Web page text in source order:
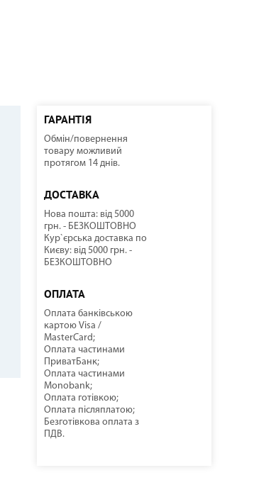
КОМПРЕСОРНО-КОНДЕНСАТОРНІ БЛОКИ
СОНЯЧНІ КОЛЕКТОРИ
КУЛЕРИ ДЛЯ ВОДИ
ТЕПЛОВІ ГАРМАТИ
ГАРАНТІЯ
Обмін/повернення
товару можливий
протягом 14 днів.
ДОСТАВКА
Нова пошта: від 5000
грн. - БЕЗКОШТОВНО
Кур`єрська доставка по
Києву: від 5000 грн. -
БЕЗКОШТОВНО
ОПЛАТА
Оплата банківською
картою Visa /
MasterCard;
Оплата частинами
ПриватБанк;
Оплата частинами
Monobank;
Оплата готівкою;
Оплата післяплатою;
Безготівкова оплата з
ПДВ.